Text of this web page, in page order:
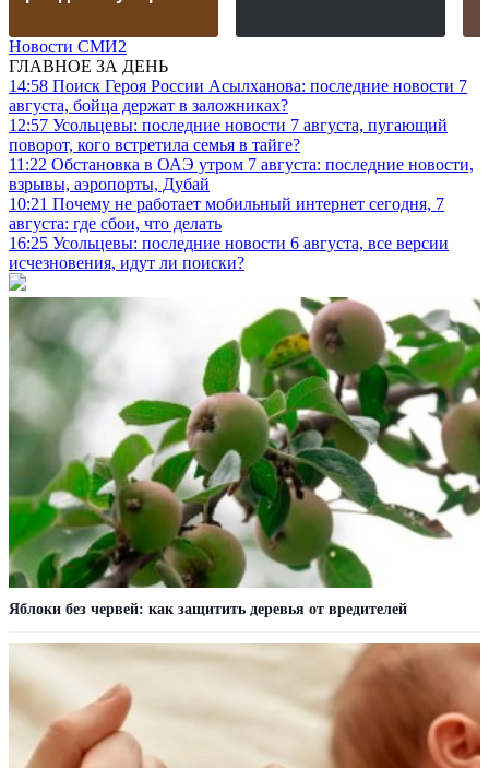
Новости СМИ2
ГЛАВНОЕ ЗА ДЕНЬ
14:58 Поиск Героя России Асылханова: последние новости 7
августа, бойца держат в заложниках?
12:57 Усольцевы: последние новости 7 августа, пугающий
поворот, кого встретила семья в тайге?
11:22 Обстановка в ОАЭ утром 7 августа: последние новости,
взрывы, аэропорты, Дубай
10:21 Почему не работает мобильный интернет сегодня, 7
августа: где сбои, что делать
16:25 Усольцевы: последние новости 6 августа, все версии
исчезновения, идут ли поиски?
Яблоки без червей: как защитить деревья от вредителей